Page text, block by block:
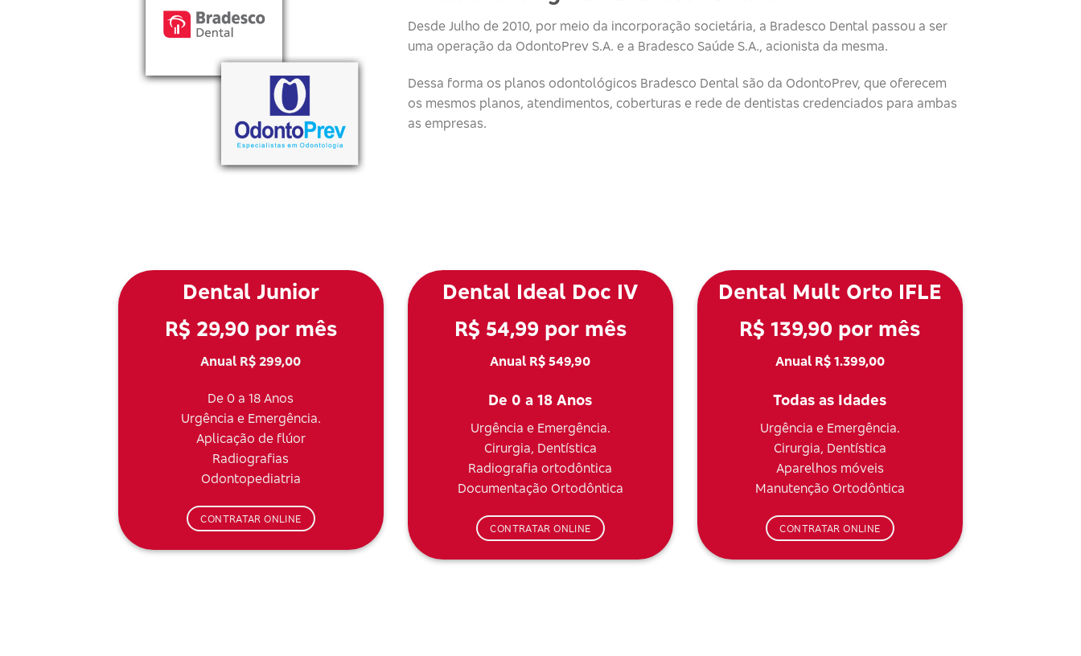
Desde Julho de 2010, por meio da incorporação societária, a Bradesco Dental passou a ser
uma operação da OdontoPrev S.A. e a Bradesco Saúde S.A., acionista da mesma.
Dessa forma os planos odontológicos Bradesco Dental são da OdontoPrev, que oferecem
os mesmos planos, atendimentos, coberturas e rede de dentistas credenciados para ambas
as empresas.
Dental Junior
R$ 29,90 por mês
Anual R$ 299,00
De 0 a 18 Anos
Urgência e Emergência.
Aplicação de flúor
Radiografias
Odontopediatria
CONTRATAR ONLINE
Dental Ideal Doc IV
R$ 54,99 por mês
Anual R$ 549,90
De 0 a 18 Anos
Urgência e Emergência.
Cirurgia, Dentística
Radiografia ortodôntica
Documentação Ortodôntica
CONTRATAR ONLINE
Dental Mult Orto IFLE
R$ 139,90 por mês
Anual R$ 1.399,00
Todas as Idades
Urgência e Emergência.
Cirurgia, Dentística
Aparelhos móveis
Manutenção Ortodôntica
CONTRATAR ONLINE